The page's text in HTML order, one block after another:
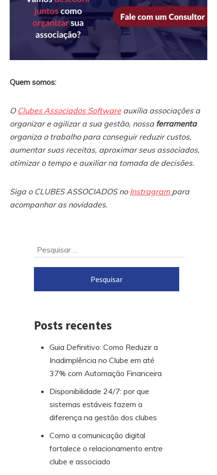
Quem somos:
O Clubes Associados Softwareauxilia associações a
organizar e agilizar a sua gestão, nossa ferramenta
organiza o trabalho para conseguir reduzir custos,
aumentar suas receitas, aproximar seus associados,
otimizar o tempo e auxiliar na tomada de decisões.
Siga o CLUBES ASSOCIADOS no Instragram para
acompanhar as novidades.
Pesquisar
Posts recentes
Guia Definitivo: Como Reduzir a
Inadimplência no Clube em até
37% com Automação Financeira
Disponibilidade 24/7: por que
sistemas estáveis fazem a
diferença na gestão dos clubes
Como a comunicação digital
fortalece o relacionamento entre
clube e associado